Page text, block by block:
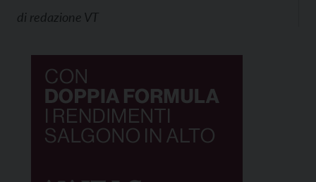
di redazione VT